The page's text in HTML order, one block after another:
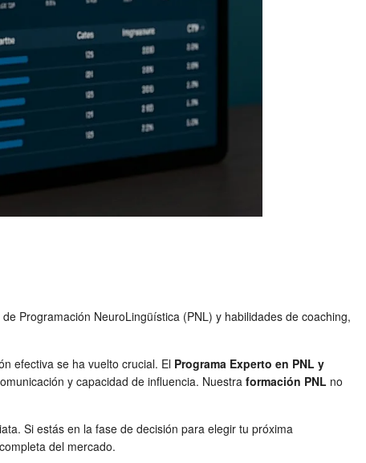
Programación NeuroLingüística (PNL) y habilidades de coaching,
efectiva se ha vuelto crucial. El Programa Experto en PNL y
y capacidad de influencia. Nuestra formación PNL no
Si estás en la fase de decisión para elegir tu próxima
del mercado.